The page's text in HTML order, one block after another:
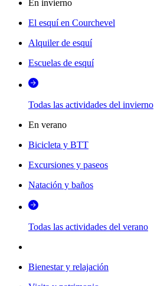
En invierno
El esquí en Courchevel
Alquiler de esquí
Escuelas de esquí
Todas las actividades del invierno
En verano
Bicicleta y BTT
Excursiones y paseos
Natación y baños
Todas las actividades del verano
Bienestar y relajación